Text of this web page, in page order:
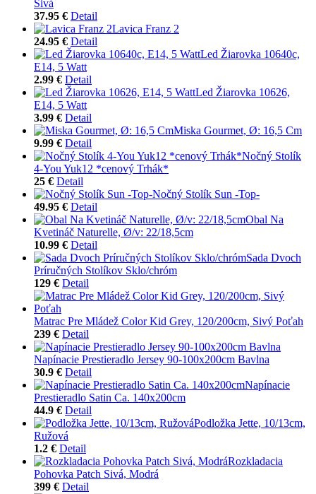
Sivá
37.95 € Detail
Lavica Franz 2
24.95 € Detail
Led Žiarovka 10640c,
E14, 5 Watt
2.99 € Detail
Led Žiarovka 10626,
E14, 5 Watt
3.99 € Detail
Miska Gourmet, Ø: 16,5 Cm
9.99 € Detail
Nočný Stolík
4-You Yuk12 *cenový Trhák*
25 € Detail
Nočný Stolík Sun -Top-
49.95 € Detail
Obal Na
Kvetináč Naturelle, Ø/v: 22/18,5cm
10.99 € Detail
Sada Dvoch
Príručných Stolíkov Sklo/chróm
129 € Detail
Matrac Pre Mládež Color Kid Grey, 120/200cm, Sivý Poťah
239 € Detail
Napínacie Prestieradlo Jersey 90-100x200cm Bavlna
30.9 € Detail
Napínacie
Prestieradlo Satin Ca. 140x200cm
44.9 € Detail
Podložka Jette, 10/13cm,
Ružová
1.2 € Detail
Rozkladacia
Pohovka Patch Sivá, Modrá
399 € Detail